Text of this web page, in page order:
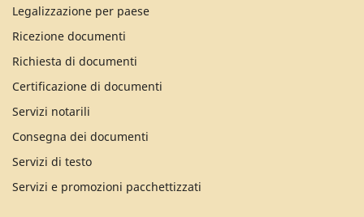
Legalizzazione per paese
Ricezione documenti
Richiesta di documenti
Certificazione di documenti
Servizi notarili
Consegna dei documenti
Servizi di testo
Servizi e promozioni pacchettizzati